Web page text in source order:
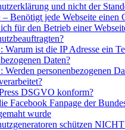
und nicht der
Benötigt jede Webseite einen
für den Betrieb einer
Warum ist die IP Adresse ein
Daten?
personenbezogenen
DSGVO konform?
Facebook Fanpage der
wurde
schützen